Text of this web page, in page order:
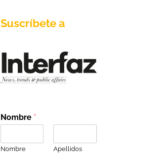
Suscríbete a
Nombre *
Nombre Apellidos